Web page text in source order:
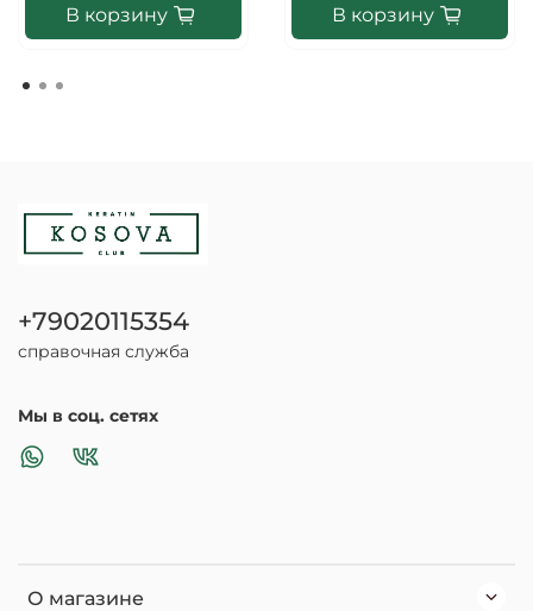
В корзину В корзину
О магазине
+79020115354
справочная служба
Мы в соц. сетях